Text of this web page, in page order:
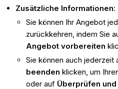
Zusätzliche Informationen:
Sie können Ihr Angebot
zurückkehren, indem Sie
Angebot vorbereiten
Sie können auch jederzeit
beenden klicken, um
oder auf Überprüfen